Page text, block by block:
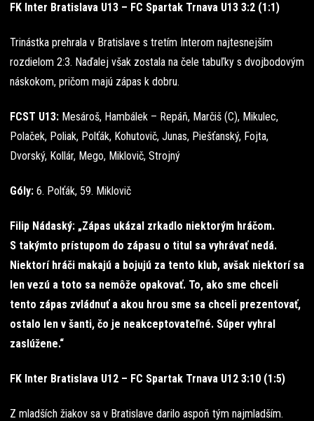
FK Inter Bratislava U13 – FC Spartak Trnava U13 3:2 (1:1)
Trinástka prehrala v Bratislave s tretím Interom najtesnejším
rozdielom 2:3. Naďalej však zostala na čele tabuľky s dvojbodovým
náskokom, pričom majú zápas k dobru.
FCST U13: Mesároš, Hambálek – Repáň, Marčiš (C), Mikulec,
Polaček, Poliak, Polťák, Kohutovič, Junas, Piešťanský, Fojta,
Dvorský, Kollár, Mego, Miklovič, Strojný
Góly: 6. Polťák, 59. Miklovič
Filip Nádaský: „Zápas ukázal zrkadlo niektorým hráčom.
S takýmto prístupom do zápasu o titul sa vyhrávať nedá.
Niektorí hráči makajú a bojujú za tento klub, avšak niektorí sa
len vezú a toto sa nemôže opakovať. To, ako sme chceli
tento zápas zvládnuť a akou hrou sme sa chceli prezentovať,
ostalo len v šanti, čo je neakceptovateľné. Súper vyhral
zaslúžene.“
FK Inter Bratislava U12 – FC Spartak Trnava U12 3:10 (1:5)
Z mladších žiakov sa v Bratislave darilo aspoň tým najmladším.